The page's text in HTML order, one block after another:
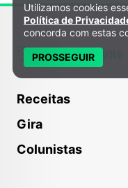
Receitas
Gira
Colunistas
Política de Privacidade
Utilizamos cookies
Política de
concorda com estas
PROSSEGUIR